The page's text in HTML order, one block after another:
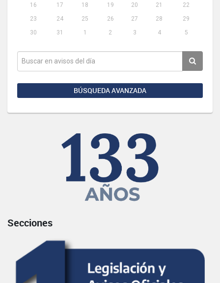
16
17 18 19 20 21
22
23
24 25 26 27 28
29
30
31 1 2 3 4 5
BÚSQUEDA AVANZADA
Secciones